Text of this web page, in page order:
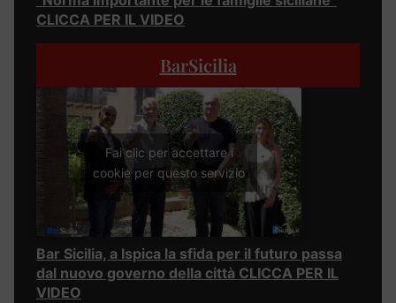
CLICCA PER IL VIDEO
BarSicilia
Fai clic per accettare i
cookie per questo servizio
Bar Sicilia, a Ispica la sfida per il futuro passa
dal nuovo governo della città CLICCA PER IL
VIDEO